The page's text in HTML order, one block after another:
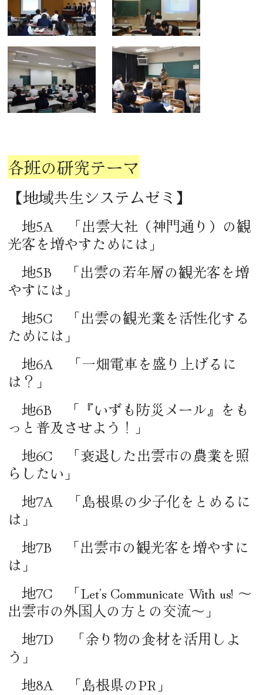
各班の研究テーマ
【地域共生システムゼミ】
地5A 「出雲大社（神門通り）の観
光客を増やすためには」
地5B 「出雲の若年層の観光客を増
やすには」
地5C 「出雲の観光業を活性化する
ためには」
地6A 「一畑電車を盛り上げるに
は？」
地6B 「『いずも防災メール』をも
っと普及させよう！」
地6C 「衰退した出雲市の農業を照
らしたい」
地7A 「島根県の少子化をとめるに
は」
地7B 「出雲市の観光客を増やすに
は」
地7C 「Let’s Communicate With us! ～
出雲市の外国人の方との交流～」
地7D 「余り物の食材を活用しよ
う」
地8A 「島根県のPR」